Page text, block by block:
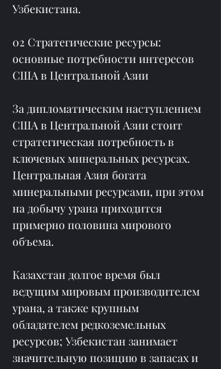
Узбекистана.
02 Стратегические ресурсы:
основные потребности интересов
США в Центральной Азии
За дипломатическим наступлением
США в Центральной Азии стоит
стратегическая потребность в
ключевых минеральных ресурсах.
Центральная Азия богата
минеральными ресурсами, при этом
на добычу урана приходится
примерно половина мирового
объема.
Казахстан долгое время был
ведущим мировым производителем
урана, а также крупным
обладателем редкоземельных
ресурсов; Узбекистан занимает
значительную позицию в запасах и